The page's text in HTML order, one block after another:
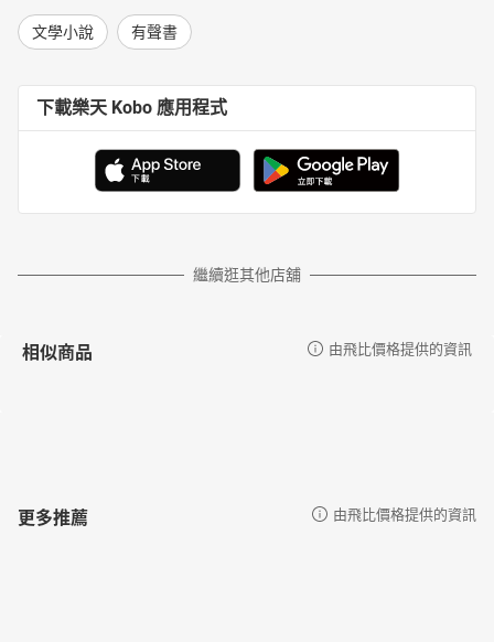
文學小說 有聲書
下載樂天 Kobo 應用程式
繼續逛其他店舖
相似商品 由飛比價格提供的資訊
更多推薦 由飛比價格提供的資訊